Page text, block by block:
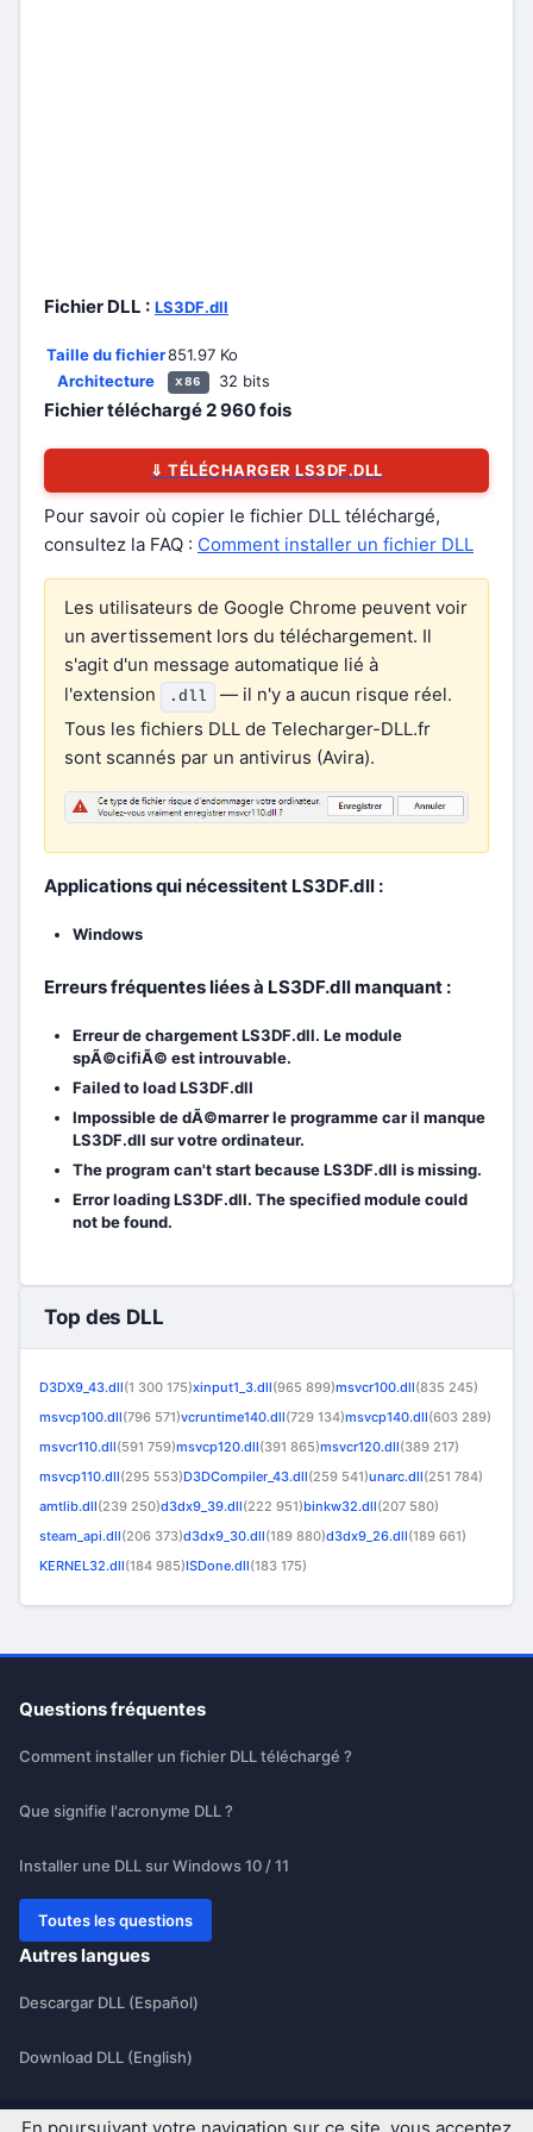
Fichier DLL : LS3DF.dll
Taille du fichier851.97 Ko
Architecture
x86 32 bits
Fichier téléchargé2 960fois
⇓ TÉLÉCHARGER LS3DF.DLL
Pour savoir où copier le fichier DLL téléchargé,
consultez la FAQ : Comment installer un fichier DLL
Les utilisateurs de Google Chrome peuvent voir
un avertissement lors du téléchargement. Il
s'agit d'un message automatique lié à
l'extension
.dll
— il n'y a aucun risque réel.
Tous les fichiers DLL de Telecharger-DLL.fr
sont scannés par un antivirus (Avira).
Applications qui nécessitent LS3DF.dll :
Windows
Erreurs fréquentes liées à LS3DF.dll manquant :
Erreur de chargement LS3DF.dll. Le module
spÃ©cifiÃ© est introuvable.
Failed to load LS3DF.dll
Impossible de dÃ©marrer le programme car il manque
LS3DF.dll sur votre ordinateur.
The program can't start because LS3DF.dll is missing.
Error loading LS3DF.dll. The specified module could
not be found.
Top des DLL
D3DX9_43.dll(1 300 175)xinput1_3.dll(965 899)msvcr100.dll(835 245)
msvcp100.dll(796 571)vcruntime140.dll(729 134)msvcp140.dll(603 289)
msvcr110.dll(591 759)msvcp120.dll(391 865)msvcr120.dll(389 217)
msvcp110.dll(295 553)D3DCompiler_43.dll(259 541)unarc.dll(251 784)
amtlib.dll(239 250)d3dx9_39.dll(222 951)binkw32.dll(207 580)
steam_api.dll(206 373)d3dx9_30.dll(189 880)d3dx9_26.dll(189 661)
KERNEL32.dll(184 985)ISDone.dll(183 175)
Questions fréquentes
Comment installer un fichier DLL téléchargé ?
Que signifie l'acronyme DLL ?
Installer une DLL sur Windows 10 / 11
Toutes les questions
Autres langues
Descargar DLL (Español)
Download DLL (English)